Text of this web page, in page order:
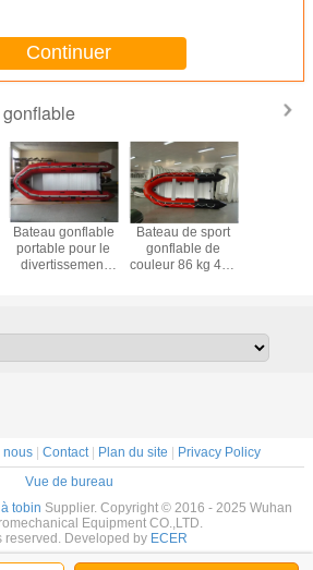
Continuer
Bateau gonflable
portable pour le
divertissement
Bateau de sport
gonflable de
couleur 86 kg 410
nous | Contact| Plan du site | Privacy Policy
Vue de bureau
tobin Supplier. Copyright © 2016 - 2025 Wuhan
Equipment CO.,LTD.
reserved. Developed by ECER